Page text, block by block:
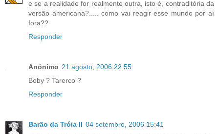
e se a realidade for realmente outra, isto é, contraditória da
versão americana?..... como vai reagir esse mundo por aí
fora??
Responder
Anónimo 21 agosto, 2006 22:55
Boby ? Tarerco ?
Responder
Barão da Tróia II 04 setembro, 2006 15:41